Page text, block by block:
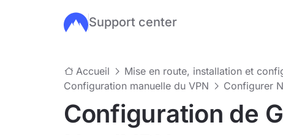
Passer au contenu principal
Support center
Accueil
Mise en route, installation et
Configuration manuelle du VPN
Configurer
Configuration de